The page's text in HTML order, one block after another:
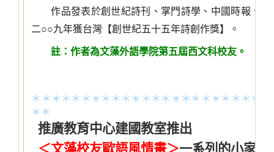
作品發表於創世紀詩刊、掌門詩學、中國時報、
二○○九年獲台灣【創世紀五十五年詩創作獎】。
註：作者為文藻外語學院第五屆西文科校友。
＊＊＊＊＊＊＊＊＊＊＊＊＊＊＊＊＊＊＊＊＊＊＊
＊＊
推廣教育中心建國教室推出